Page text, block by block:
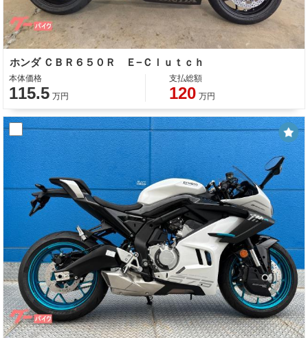
ホンダ ＣＢＲ６５０Ｒ Ｅ−Ｃｌｕｔｃｈ
本体価格
115.5 万円
支払総額
120 万円